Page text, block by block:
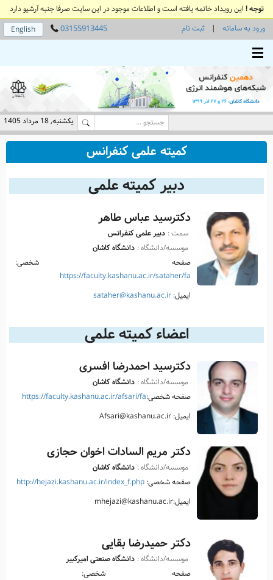
توجه ! این رویداد خاتمه یافته است و اطلاعات موجود در این سایت صرفا جنبه آرشیو دارد
English
03155913445 ورود به سامانه |
ثبت نام
یکشنبه, 18 مرداد 1405
کمیته علمی کنفرانس
دبیر کمیته علمی
دکترسید عباس طاهر
سمت : دبیر علمی کنفرانس
موسسه/دانشگاه : دانشگاه کاشان
صفحه شخصی:
https://faculty.kashanu.ac.ir/sataher/fa
ایمیل: sataher@kashanu.ac.ir
اعضاء کمیته علمی
دکترسید احمدرضا افسری
موسسه/دانشگاه : دانشگاه کاشان
صفحه شخصی:https://faculty.kashanu.ac.ir/afsari/fa
ایمیل: Afsari@kashanu.ac.ir
دکتر مریم السادات اخوان حجازی
موسسه/دانشگاه : دانشگاه کاشان
صفحه شخصی: http://hejazi.kashanu.ac.ir/index_f.php
ایمیل:mhejazi@kashanu.ac.ir
دکتر حمیدرضا بقایی
موسسه/دانشگاه : دانشگاه صنعتی امیرکبیر
صفحه شخصی: